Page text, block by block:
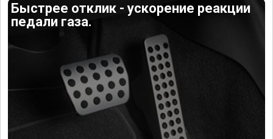
Быстрее отклик - ускорение реакции
педали газа.